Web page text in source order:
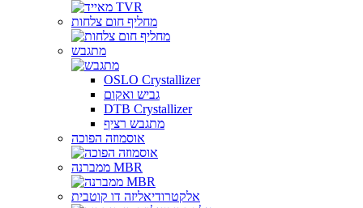
מחליף חום צלחות
מתגבש
OSLO Crystallizer
גביש ואקום
DTB Crystallizer
מתגבש רציף
אוסמוזה הפוכה
ממברנה MBR
אלקטרודיאליזה דו קוטבית